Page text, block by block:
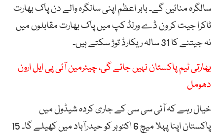
سالگرہ منائیں گے۔ بابر اعظم اپنی سالگرہ والے دن پاک بھارت
ٹاکرا جیت کر ون ڈے ورلڈ کپ میں پاک بھارت مقابلوں میں‌
نہ جیتنے کا 31 سالہ ریکارڈ توڑ‌ سکتے ہیں۔
بھارتی ٹیم پاکستان نہیں جائے گی، چیئرمین آئی پی ایل ارون
دھومل
خیال رہے کہ آئی سی سی کے جاری کردہ شیڈول میں
پاکستان اپنا پہلا میچ 6 اکتوبر کو حیدرآباد میں کھیلے گا۔ 15